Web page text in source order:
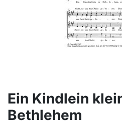
Ein Kindlein
Bethlehem